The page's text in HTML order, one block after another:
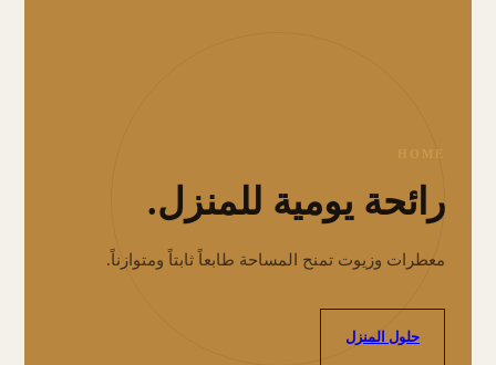
HOME
رائحة يومية للمنزل.
معطرات وزيوت تمنح المساحة طابعاً ثابتاً ومتوازناً.
حلول المنزل